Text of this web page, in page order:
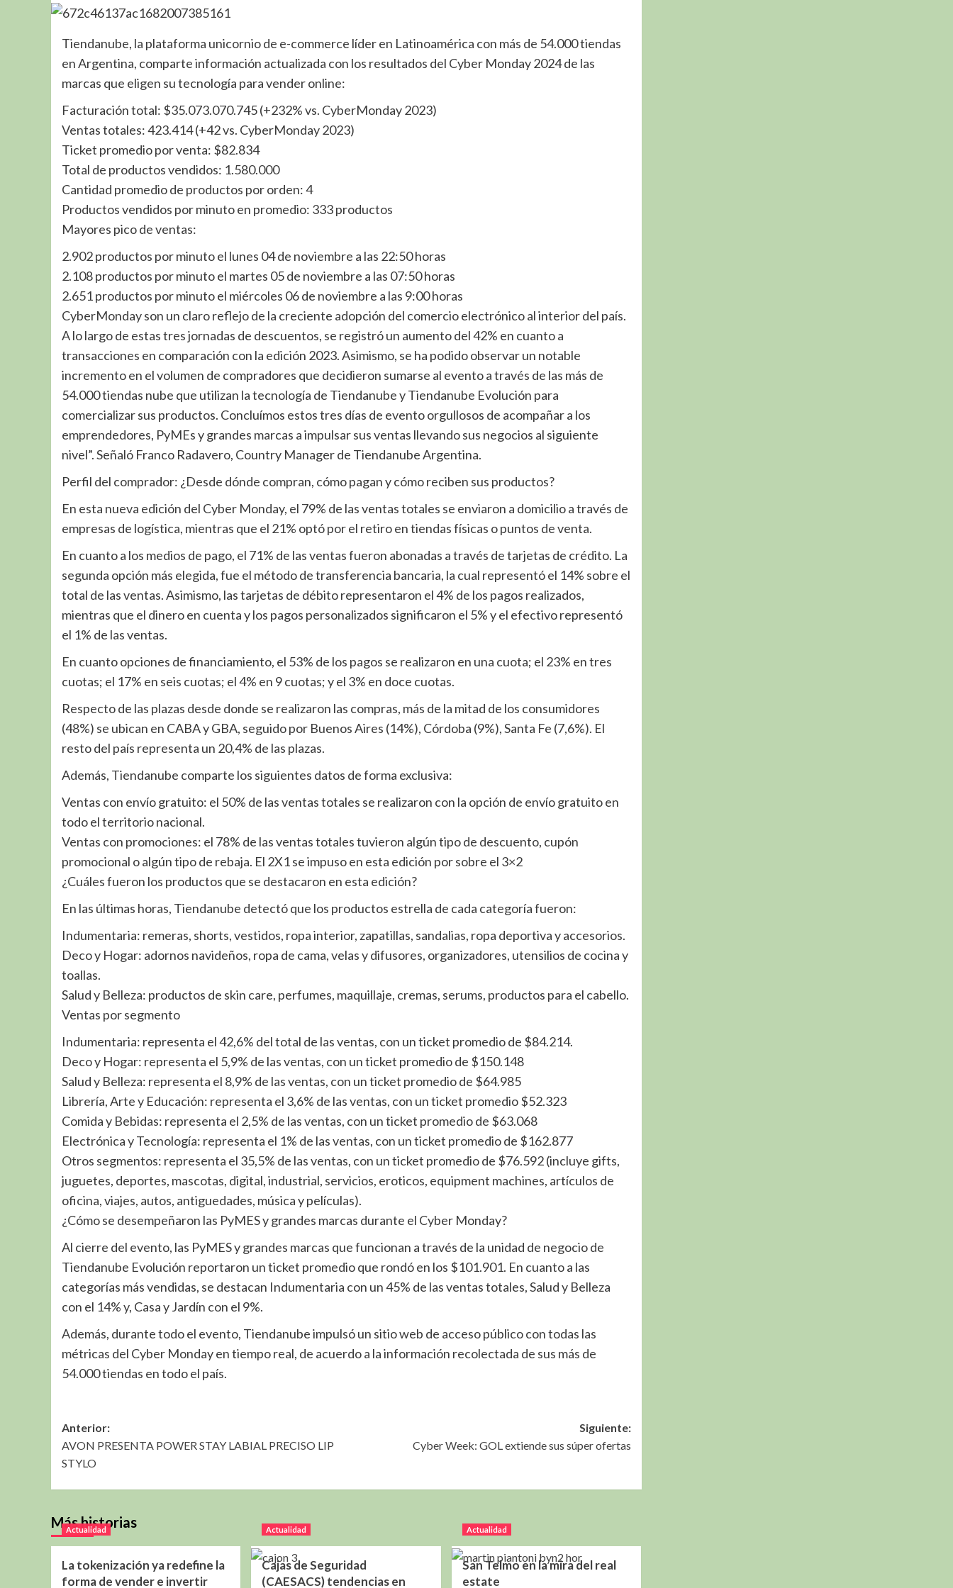
Tiendanube, la plataforma unicornio de e-commerce líder en Latinoamérica con más de 54.000 tiendas
en Argentina, comparte información actualizada con los resultados del Cyber Monday 2024 de las
marcas que eligen su tecnología para vender online:
Facturación total: $35.073.070.745 (+232% vs. CyberMonday 2023)
Ventas totales: 423.414 (+42 vs. CyberMonday 2023)
Ticket promedio por venta: $82.834
Total de productos vendidos: 1.580.000
Cantidad promedio de productos por orden: 4
Productos vendidos por minuto en promedio: 333 productos
Mayores pico de ventas:
2.902 productos por minuto el lunes 04 de noviembre a las 22:50 horas
2.108 productos por minuto el martes 05 de noviembre a las 07:50 horas
2.651 productos por minuto el miércoles 06 de noviembre a las 9:00 horas
CyberMonday son un claro reflejo de la creciente adopción del comercio electrónico al interior del país.
A lo largo de estas tres jornadas de descuentos, se registró un aumento del 42% en cuanto a
transacciones en comparación con la edición 2023. Asimismo, se ha podido observar un notable
incremento en el volumen de compradores que decidieron sumarse al evento a través de las más de
54.000 tiendas nube que utilizan la tecnología de Tiendanube y Tiendanube Evolución para
comercializar sus productos. Concluímos estos tres días de evento orgullosos de acompañar a los
emprendedores, PyMEs y grandes marcas a impulsar sus ventas llevando sus negocios al siguiente
nivel”. Señaló Franco Radavero, Country Manager de Tiendanube Argentina.
Perfil del comprador: ¿Desde dónde compran, cómo pagan y cómo reciben sus productos?
En esta nueva edición del Cyber Monday, el 79% de las ventas totales se enviaron a domicilio a través de
empresas de logística, mientras que el 21% optó por el retiro en tiendas físicas o puntos de venta.
En cuanto a los medios de pago, el 71% de las ventas fueron abonadas a través de tarjetas de crédito. La
segunda opción más elegida, fue el método de transferencia bancaria, la cual representó el 14% sobre el
total de las ventas. Asimismo, las tarjetas de débito representaron el 4% de los pagos realizados,
mientras que el dinero en cuenta y los pagos personalizados significaron el 5% y el efectivo representó
el 1% de las ventas.
En cuanto opciones de financiamiento, el 53% de los pagos se realizaron en una cuota; el 23% en tres
cuotas; el 17% en seis cuotas; el 4% en 9 cuotas; y el 3% en doce cuotas.
Respecto de las plazas desde donde se realizaron las compras, más de la mitad de los consumidores
(48%) se ubican en CABA y GBA, seguido por Buenos Aires (14%), Córdoba (9%), Santa Fe (7,6%). El
resto del país representa un 20,4% de las plazas.
Además, Tiendanube comparte los siguientes datos de forma exclusiva:
Ventas con envío gratuito: el 50% de las ventas totales se realizaron con la opción de envío gratuito en
todo el territorio nacional.
Ventas con promociones: el 78% de las ventas totales tuvieron algún tipo de descuento, cupón
promocional o algún tipo de rebaja. El 2X1 se impuso en esta edición por sobre el 3×2
¿Cuáles fueron los productos que se destacaron en esta edición?
En las últimas horas, Tiendanube detectó que los productos estrella de cada categoría fueron:
Indumentaria: remeras, shorts, vestidos, ropa interior, zapatillas, sandalias, ropa deportiva y accesorios.
Deco y Hogar: adornos navideños, ropa de cama, velas y difusores, organizadores, utensilios de cocina y
toallas.
Salud y Belleza: productos de skin care, perfumes, maquillaje, cremas, serums, productos para el cabello.
Ventas por segmento
Indumentaria: representa el 42,6% del total de las ventas, con un ticket promedio de $84.214.
Deco y Hogar: representa el 5,9% de las ventas, con un ticket promedio de $150.148
Salud y Belleza: representa el 8,9% de las ventas, con un ticket promedio de $64.985
Librería, Arte y Educación: representa el 3,6% de las ventas, con un ticket promedio $52.323
Comida y Bebidas: representa el 2,5% de las ventas, con un ticket promedio de $63.068
Electrónica y Tecnología: representa el 1% de las ventas, con un ticket promedio de $162.877
Otros segmentos: representa el 35,5% de las ventas, con un ticket promedio de $76.592 (incluye gifts,
juguetes, deportes, mascotas, digital, industrial, servicios, eroticos, equipment machines, artículos de
oficina, viajes, autos, antiguedades, música y películas).
¿Cómo se desempeñaron las PyMES y grandes marcas durante el Cyber Monday?
Al cierre del evento, las PyMES y grandes marcas que funcionan a través de la unidad de negocio de
Tiendanube Evolución reportaron un ticket promedio que rondó en los $101.901. En cuanto a las
categorías más vendidas, se destacan Indumentaria con un 45% de las ventas totales, Salud y Belleza
con el 14% y, Casa y Jardín con el 9%.
Además, durante todo el evento, Tiendanube impulsó un sitio web de acceso público con todas las
métricas del Cyber Monday en tiempo real, de acuerdo a la información recolectada de sus más de
54.000 tiendas en todo el país.
Navegación
de
entradas
Anterior:
AVON PRESENTA POWER STAY LABIAL PRECISO LIP
STYLO
Siguiente:
Cyber Week: GOL extiende sus súper ofertas
Más historias
Actualidad
La tokenización ya redefine la
forma de vender e invertir
Actualidad
Cajas de Seguridad
(CAESACS) tendencias en
Actualidad
San Telmo en la mira del real
estate